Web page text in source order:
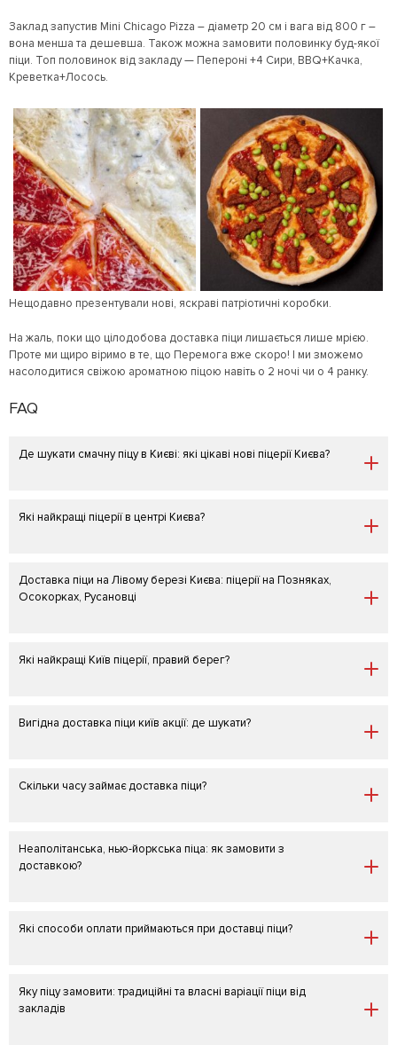
Заклад запустив Mini Chicago Pizza – діаметр 20 см і вага від 800 г –
вона менша та дешевша. Також можна замовити половинку буд-якої
піци. Топ половинок від закладу — Пепероні +4 Сири, BBQ+Качка,
Креветка+Лосось.
Нещодавно презентували нові, яскраві патріотичні коробки.
На жаль, поки що цілодобова доставка піци лишається лише мрією.
Проте ми щиро віримо в те, що Перемога вже скоро! І ми зможемо
насолодитися свіжою ароматною піцою навіть о 2 ночі чи о 4 ранку.
FAQ
Де шукати смачну піцу в Києві: які цікаві нові піцерії Києва?
Які найкращі піцерії в центрі Києва?
Доставка піци на Лівому березі Києва: піцерії на Позняках,
Осокорках, Русановці
Які найкращі Київ піцерії, правий берег?
Вигідна доставка піци київ акції: де шукати?
Скільки часу займає доставка піци?
Неаполітанська, нью-йоркська піца: як замовити з
доставкою?
Які способи оплати приймаються при доставці піци?
Яку піцу замовити: традиційні та власні варіації піци від
закладів